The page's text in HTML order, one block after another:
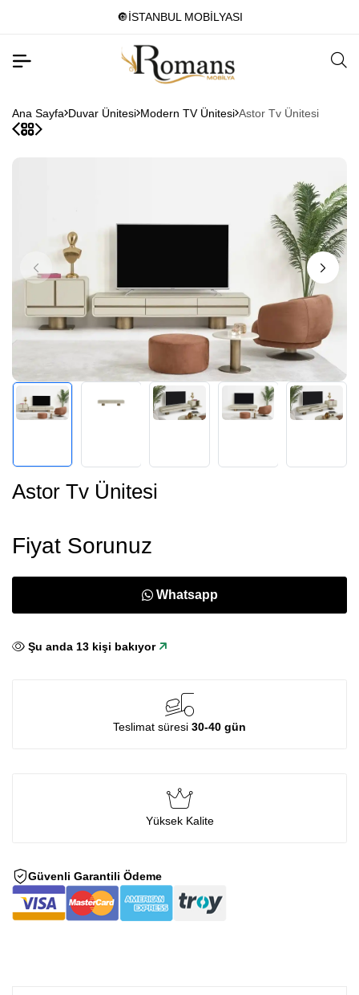
🔘İSTANBUL MOBİLYASI
Ana Sayfa Duvar Ünitesi Modern TV Ünitesi Astor Tv Ünitesi
Astor Tv Ünitesi
Fiyat Sorunuz
Whatsapp
Şu anda 13 kişi bakıyor
Teslimat süresi 30-40 gün
Yüksek Kalite
Güvenli Garantili Ödeme